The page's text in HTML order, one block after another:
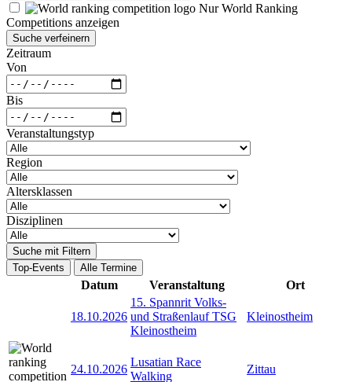
Nur World Ranking
Competitions anzeigen
Suche verfeinern
Zeitraum
Von
Bis
Veranstaltungstyp
Region
Altersklassen
Disziplinen
Suche mit Filtern
Top-Events
Alle Termine
Datum Veranstaltung Ort
18.10.2026
15. Spannrit Volks-
und Straßenlauf TSG
Kleinostheim
Kleinostheim
24.10.2026
Lusatian Race
Walking
Zittau